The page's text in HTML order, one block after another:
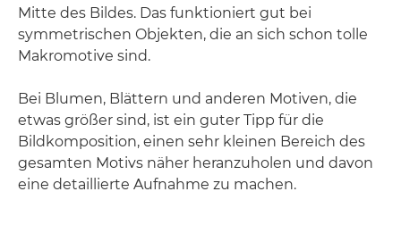
Mitte des Bildes. Das funktioniert gut bei
symmetrischen Objekten, die an sich schon tolle
Makromotive sind.
Bei Blumen, Blättern und anderen Motiven, die
etwas größer sind, ist ein guter Tipp für die
Bildkomposition, einen sehr kleinen Bereich des
gesamten Motivs näher heranzuholen und davon
eine detaillierte Aufnahme zu machen.